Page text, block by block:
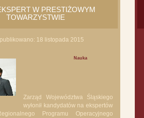
W PRESTIŻOWYM
TOWARZYSTWIE
18 listopada 2015
Nauka
Zarząd Województwa Śląskiego
wyłonił kandydatów na ekspertów
Programu Operacyjnego